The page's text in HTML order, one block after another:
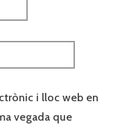
i lloc web en
vegada que